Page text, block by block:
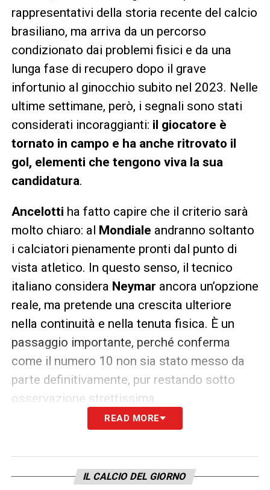
rappresentativi della storia recente del calcio
brasiliano, ma arriva da un percorso
condizionato dai problemi fisici e da una
lunga fase di recupero dopo il grave
infortunio al ginocchio subito nel 2023. Nelle
ultime settimane, però, i segnali sono stati
considerati incoraggianti: il giocatore è
tornato in campo e ha anche ritrovato il
gol, elementi che tengono viva la sua
candidatura.
Ancelotti ha fatto capire che il criterio sarà
molto chiaro: al Mondiale andranno soltanto
i calciatori pienamente pronti dal punto di
vista atletico. In questo senso, il tecnico
italiano considera Neymar ancora un’opzione
reale, ma pretende una crescita ulteriore
nella continuità e nella tenuta fisica. È un
passaggio importante, perché conferma
come il numero 10 non sia stato messo da
parte definitivamente, pur restando sotto
osservazione strettissima.
Ultime notizie Calcio Estero: tutte le novità
Resta invecenon confermatoda fonti
READ MORE
IL CALCIO DEL GIORNO